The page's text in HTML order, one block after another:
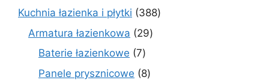
produkt
Kuchnia łazienka i płytki 388388
Armatura łazienkowa 2929
Baterie łazienkowe 77
produktów
Panele prysznicowe 88